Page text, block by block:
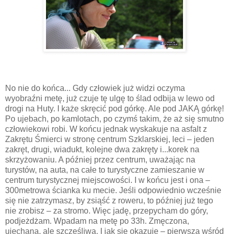
No nie do końca... Gdy człowiek już widzi oczyma
wyobraźni metę, już czuje tę ulgę to ślad odbija w lewo od
drogi na Huty. I każe skręcić pod górkę. Ale pod JAKĄ górkę!
Po ujebach, po kamlotach, po czymś takim, że aż się smutno
człowiekowi robi. W końcu jednak wyskakuje na asfalt z
Zakrętu Śmierci w stronę centrum Szklarskiej, leci – jeden
zakręt, drugi, wiadukt, kolejne dwa zakręty i...korek na
skrzyżowaniu. A później przez centrum, uważając na
turystów, na auta, na całe to turystyczne zamieszanie w
centrum turystycznej miejscowości. I w końcu jest i ona –
300metrowa ścianka ku mecie. Jeśli odpowiednio wcześnie
się nie zatrzymasz, by zsiąść z roweru, to później już tego
nie zrobisz – za stromo. Więc jadę, przepycham do góry,
podjeżdżam. Wpadam na metę po 33h. Zmęczona,
ujechana, ale szczęśliwa. I jak się okazuje – pierwsza wśród